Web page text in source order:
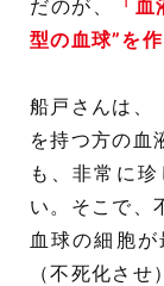
だのが、
「
型の血球”を
船戸さんは、
を持つ方の血
も、非常に
い。そこで、
血球の細胞
（不死化さ